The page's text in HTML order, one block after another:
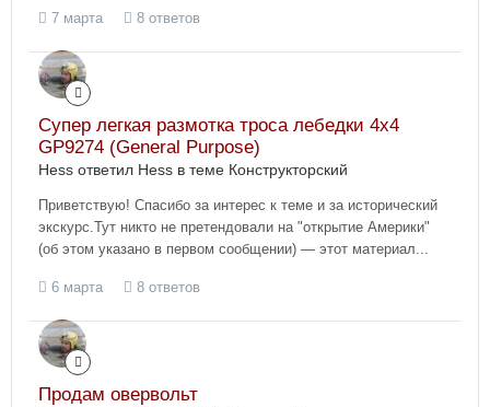
7 марта 8 ответов
Супер легкая размотка троса лебедки 4x4
GP9274 (General Purpose)
Hess ответил Hess в теме Конструкторский
Приветствую! Спасибо за интерес к теме и за исторический
экскурс.Тут никто не претендовали на "открытие Америки"
(об этом указано в первом сообщении) — этот материал...
6 марта 8 ответов
Продам овервольт